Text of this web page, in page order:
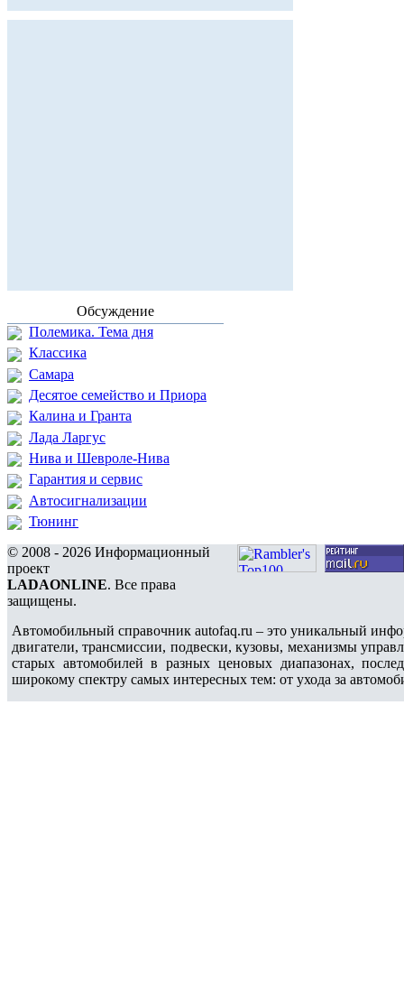
Обсуждение
Полемика. Тема дня
Классика
Самара
Десятое семейство и Приора
Калина и Гранта
Лада Ларгус
Нива и Шевроле-Нива
Гарантия и сервис
Автосигнализации
Тюнинг
© 2008 - 2026 Информационный
проект
LADAONLINE. Все права
защищены.
Автомобильный справочник autofaq.ru – это уникальный
двигатели, трансмиссии, подвески, кузовы, механизмы
старых автомобилей в разных ценовых диапазонах,
широкому спектру самых интересных тем: от ухода за